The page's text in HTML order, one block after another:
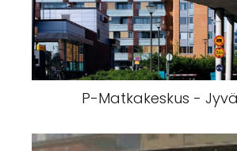
P-Matkakeskus -